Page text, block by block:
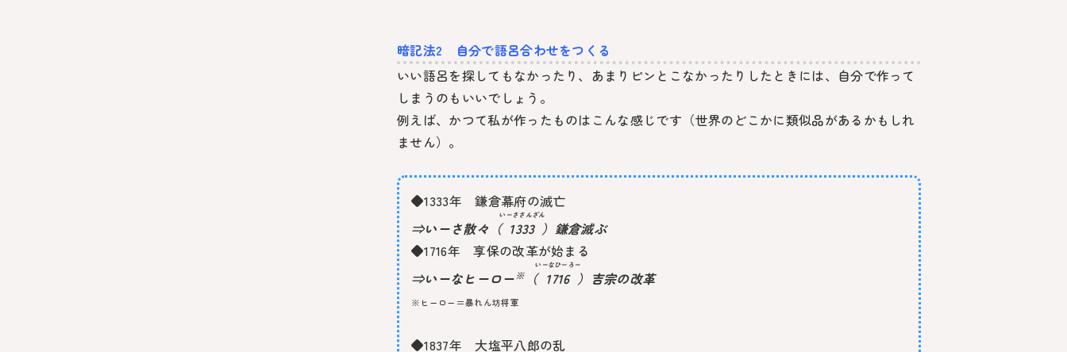
暗記法2 自分で語呂合わせをつくる
いい語呂を探してもなかったり、あまりピンとこなかったりしたときには、自分で作って
しまうのもいいでしょう。
例えば、かつて私が作ったものはこんな感じです（世界のどこかに類似品があるかもしれ
ません）。
◆1333年 鎌倉幕府の滅亡
⇒いーさ散々（ 1333
いーささんざん
）鎌倉滅ぶ
◆1716年 享保の改革が始まる
⇒いーなヒーロー※（ 1716
いーなひーろー
）吉宗の改革
※ヒーロー＝暴れん坊将軍
◆1837年 大塩平八郎の乱